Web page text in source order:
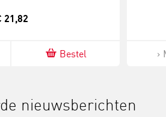
21,82
Bestel
nieuwsberichten